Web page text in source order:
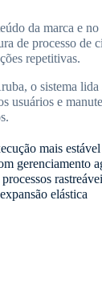
da marca e
de processo de
repetitivas.
o sistema
usuários e
mais
gerenciamento
elástica